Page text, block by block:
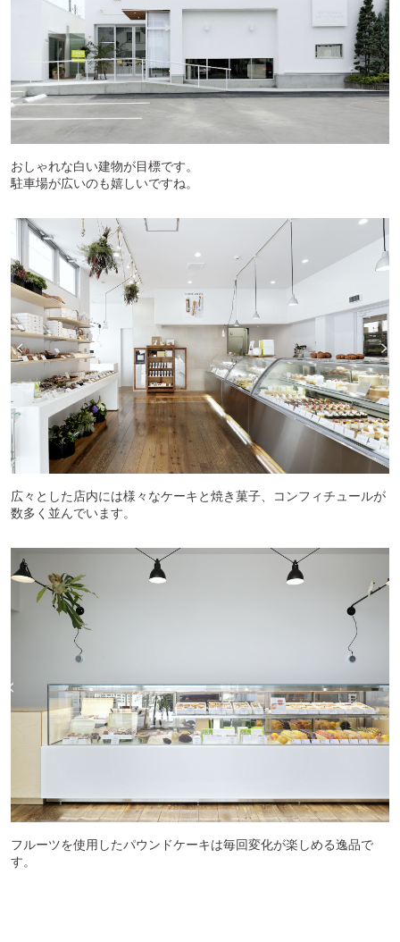
おしゃれな白い建物が目標です。
駐車場が広いのも嬉しいですね。
広々とした店内には様々なケーキと焼き菓子、コンフィチュールが
数多く並んでいます。
フルーツを使用したパウンドケーキは毎回変化が楽しめる逸品で
す。